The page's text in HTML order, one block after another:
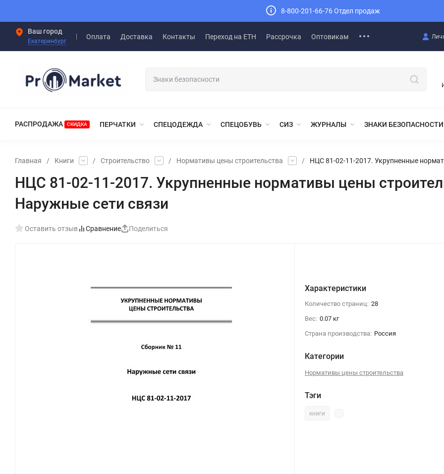
8-800-201-66-76 Отдел продаж
Ваш город
Екатеринбург
Оплата Доставка Контакты Переход на ЕТН Рассрочка Оптовикам
РАСПРОДАЖА СКИДКА ПЕРЧАТКИ СПЕЦОДЕЖДА СПЕЦОБУВЬ СИЗ ЖУРНАЛЫ ЗНАКИ БЕЗОПАСНОСТИ
Главная / Книги / Строительство / Нормативы цены строительства / НЦС 81-02-11-2017. Укрупненные
НЦС 81-02-11-2017. Укрупненные нормативы цены
Наружные сети связи
Оставить отзыв Сравнение Поделиться
Характеристики
Количество страниц: 28
Вес: 0.07 кг
Страна производства: Россия
Категории
Нормативы цены строительства
Тэги
книги